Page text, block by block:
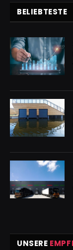
BELIEBTESTE
UNSERE